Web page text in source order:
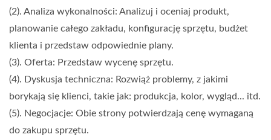
(2). Analiza wykonalności: Analizuj i oceniaj produkt,
planowanie całego zakładu, konfigurację sprzętu, budżet
klienta i przedstaw odpowiednie plany.
(3). Oferta: Przedstaw wycenę sprzętu.
(4). Dyskusja techniczna: Rozwiąż problemy, z jakimi
borykają się klienci, takie jak: produkcja, kolor, wygląd... itd.
(5). Negocjacje: Obie strony potwierdzają cenę wymaganą
do zakupu sprzętu.